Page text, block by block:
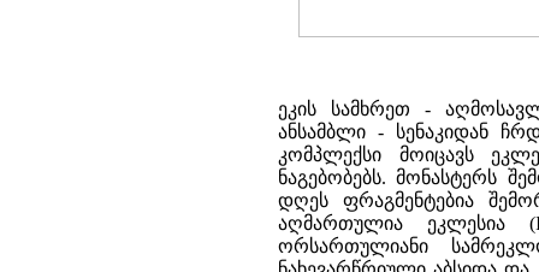
ეკის სამხრეთ -
ანსამბლი - სენაკიდან
კომპლექსი მოიცავს
ნაგებობებს. მონასტერს
დღეს ფრაგმენტებია
აღმართულია ეკლესია
ორსართულიანი